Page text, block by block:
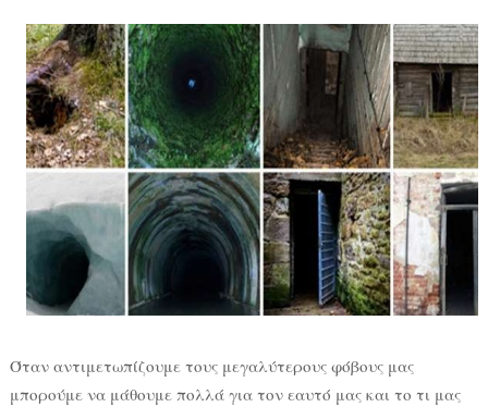
Όταν αντιμετωπίζουμε τους μεγαλύτερους φόβους μας
μπορούμε να μάθουμε πολλά για τον εαυτό μας και το τι μας